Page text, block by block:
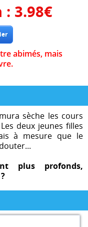
: 3.98€
abimés, mais
sèche les cours
deux jeunes filles
à mesure que le
plus profonds,